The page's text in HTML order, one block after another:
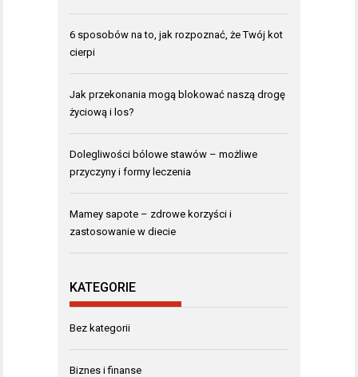
6 sposobów na to, jak rozpoznać, że Twój kot
cierpi
Jak przekonania mogą blokować naszą drogę
życiową i los?
Dolegliwości bólowe stawów – możliwe
przyczyny i formy leczenia
Mamey sapote – zdrowe korzyści i
zastosowanie w diecie
KATEGORIE
Bez kategorii
Biznes i finanse